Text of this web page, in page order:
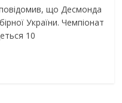
що Десмонда
України. Чемпіонат
10